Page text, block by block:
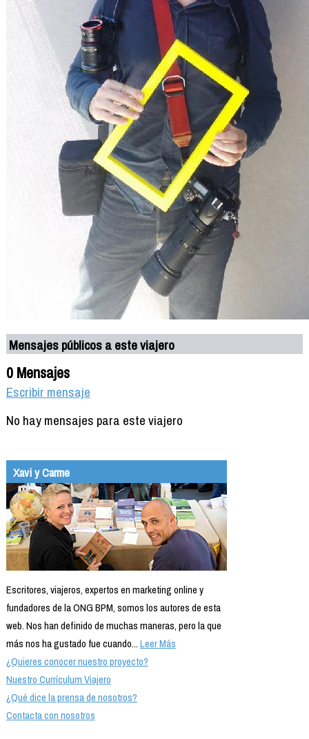
Mensajes públicos a este viajero
0 Mensajes
Escribir mensaje
No hay mensajes para este viajero
Xavi y Carme
Escritores, viajeros, expertos en marketing online y
fundadores de la ONG BPM, somos los autores de esta
web. Nos han definido de muchas maneras, pero la que
más nos ha gustado fue cuando...Leer Más
¿Quieres conocer nuestro proyecto?
Nuestro Currículum Viajero
¿Qué dice la prensa de nosotros?
Contacta con nosotros